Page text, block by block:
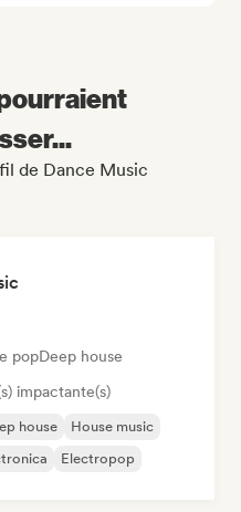
de Dance Music
popDeep house
impactante(s)
house
House music
Electropop